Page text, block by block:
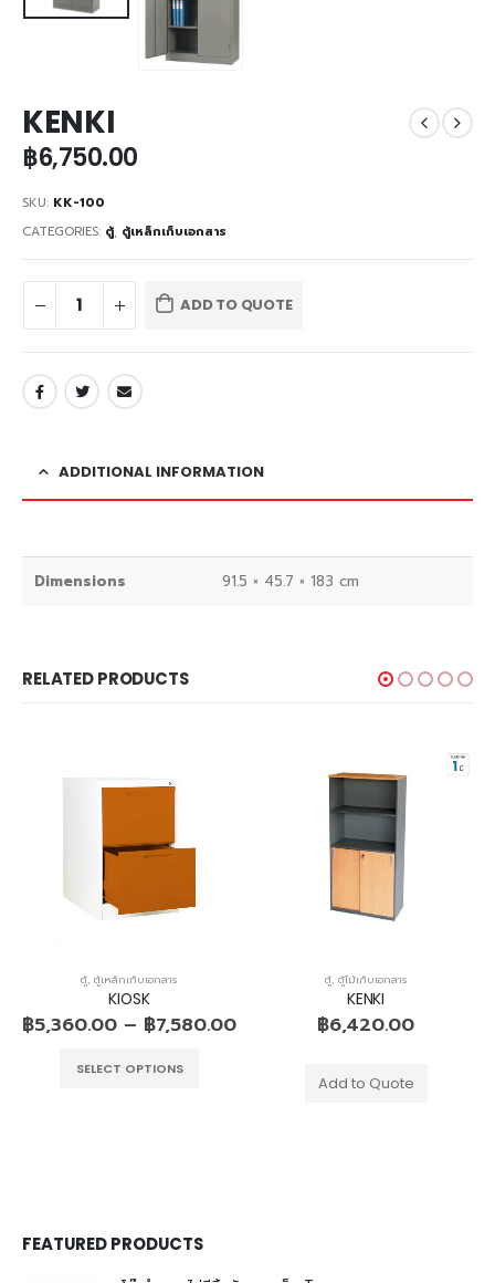
KENKI
฿6,750.00
SKU: KK-100
CATEGORIES: ตู้, ตู้เหล็กเก็บเอกสาร
ADD TO QUOTE
ADDITIONAL INFORMATION
Dimensions 91.5 × 45.7 × 183 cm
RELATED PRODUCTS
ตู้, ตู้เหล็กเก็บเอกสาร
KIOSK
฿5,360.00 – ฿7,580.00
SELECT OPTIONS
ตู้, ตู้ไม้เก็บเอกสาร
KENKI
฿6,420.00
Add to Quote
FEATURED PRODUCTS